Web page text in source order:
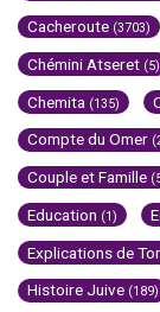
Cacheroute (3703)
Chémini Atseret (5)
Chemita (135)
Compte du Omer
Couple et Famille
Education (1)
Explications de
Histoire Juive (189)